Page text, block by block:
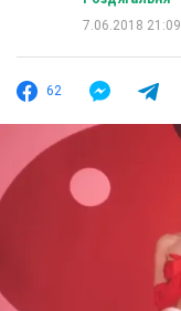
7.06.2018 21:09
62